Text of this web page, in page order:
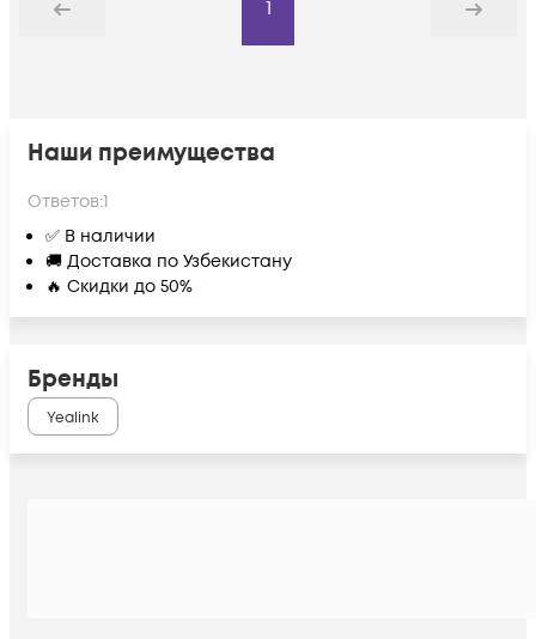
Назад
1
Дальше
Наши преимущества
Ответов:1
✅ В наличии
🚚 Доставка по Узбекистану
🔥 Скидки до 50%
Бренды
Yealink